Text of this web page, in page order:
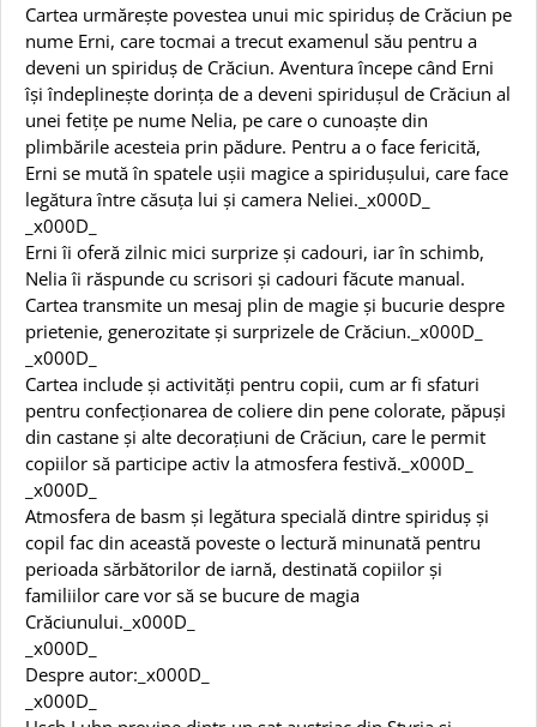
Cartea urmărește povestea unui mic spiriduș de Crăciun pe
nume Erni, care tocmai a trecut examenul său pentru a
deveni un spiriduș de Crăciun. Aventura începe când Erni
își îndeplinește dorința de a deveni spiridușul de Crăciun al
unei fetițe pe nume Nelia, pe care o cunoaște din
plimbările acesteia prin pădure. Pentru a o face fericită,
Erni se mută în spatele ușii magice a spiridușului, care face
legătura între căsuța lui și camera Neliei._x000D_
_x000D_
Erni îi oferă zilnic mici surprize și cadouri, iar în schimb,
Nelia îi răspunde cu scrisori și cadouri făcute manual.
Cartea transmite un mesaj plin de magie și bucurie despre
prietenie, generozitate și surprizele de Crăciun._x000D_
_x000D_
Cartea include și activități pentru copii, cum ar fi sfaturi
pentru confecționarea de coliere din pene colorate, păpuși
din castane și alte decorațiuni de Crăciun, care le permit
copiilor să participe activ la atmosfera festivă._x000D_
_x000D_
Atmosfera de basm și legătura specială dintre spiriduș și
copil fac din această poveste o lectură minunată pentru
perioada sărbătorilor de iarnă, destinată copiilor și
familiilor care vor să se bucure de magia
Crăciunului._x000D_
_x000D_
Despre autor:_x000D_
_x000D_